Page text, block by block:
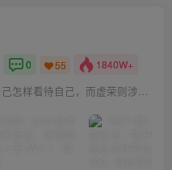
0 55 1840W+
骄傲多半涉及我们自己怎样看待自己，而虚荣则涉及我们想别人怎样看我们